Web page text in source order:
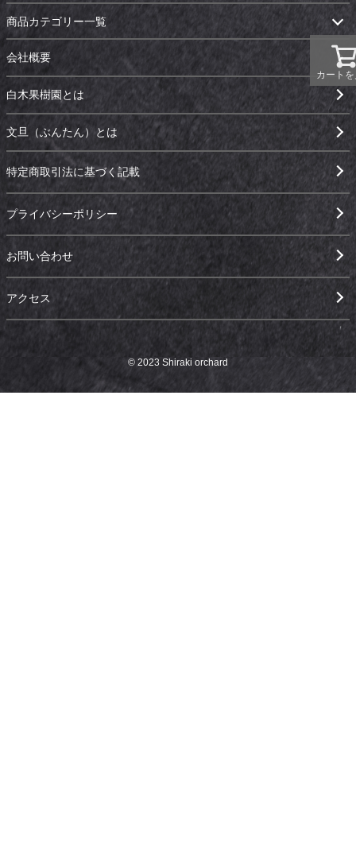
カート
商品カテゴリー一覧
会社概要
白木果樹園とは
文旦（ぶんたん）とは
特定商取引法に基づく記載
プライバシーポリシー
お問い合わせ
アクセス
© 2023 Shiraki orchard